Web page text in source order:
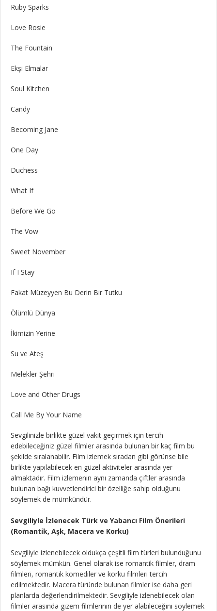
Ruby Sparks
Love Rosie
The Fountain
Ekşi Elmalar
Soul Kitchen
Candy
Becoming Jane
One Day
Duchess
What If
Before We Go
The Vow
Sweet November
If I Stay
Fakat Müzeyyen Bu Derin Bir Tutku
Ölümlü Dünya
İkimizin Yerine
Su ve Ateş
Melekler Şehri
Love and Other Drugs
Call Me By Your Name
Sevgilinizle birlikte güzel vakit geçirmek için tercih
edebileceğiniz güzel filmler arasında bulunan bir kaç film bu
şekilde sıralanabilir. Film izlemek sıradan gibi görünse bile
birlikte yapılabilecek en güzel aktiviteler arasında yer
almaktadır. Film izlemenin aynı zamanda çiftler arasında
bulunan bağı kuvvetlendirici bir özelliğe sahip olduğunu
söylemek de mümkündür.
Sevgiliyle İzlenecek Türk ve Yabancı Film Önerileri
(Romantik, Aşk, Macera ve Korku)
Sevgiliyle izlenebilecek oldukça çeşitli film türleri bulunduğunu
söylemek mümkün. Genel olarak ise romantik filmler, dram
filmleri, romantik komediler ve korku filmleri tercih
edilmektedir. Macera türünde bulunan filmler ise daha geri
planlarda değerlendirilmektedir. Sevgiliyle izlenebilecek olan
filmler arasında gizem filmlerinin de yer alabileceğini söylemek